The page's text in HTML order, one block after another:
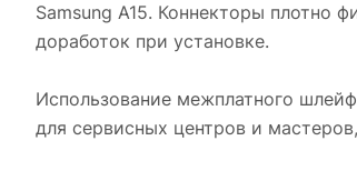
Samsung A15. Коннекторы плотно
доработок при установке.
Использование межплатного
для сервисных центров и